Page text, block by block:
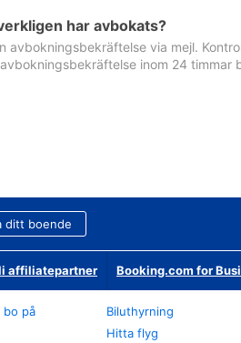
har avbokats?
avbokningsbekräftelse via mejl.
inom 24
ditt boende
affiliatepartner Booking.com for
bo på
Biluthyrning
Hitta flyg